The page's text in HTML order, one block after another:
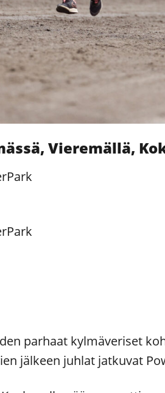
Vieremällä,
parhaat kylmäveriset
jälkeen juhlat jatkuvat